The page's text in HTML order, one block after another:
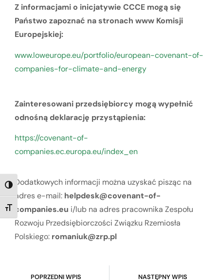
TOGGLE HIGH CONTRAST
TOGGLE FONT SIZE
Z informacjami o inicjatywie CCCE mogą się
Państwo zapoznać na stronach www Komisji
Europejskiej:
www.loweurope.eu/portfolio/european-covenant-of-
companies-for-climate-and-energy
Zainteresowani przedsiębiorcy mogą wypełnić
odnośną deklarację przystąpienia:
https://covenant-of-
companies.ec.europa.eu/index_en
Dodatkowych informacji można uzyskać pisząc na
adres e-mail: helpdesk@covenant-of-
companies.eu i/lub na adres pracownika Zespołu
Rozwoju Przedsiębiorczości Związku Rzemiosła
Polskiego: romaniuk@zrp.pl
POPRZEDNI WPIS NASTĘPNY WPIS